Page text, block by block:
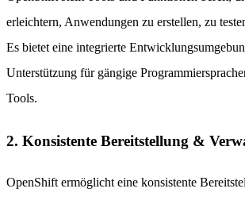
erleichtern, Anwendungen zu erstellen, zu
Es bietet eine integrierte
Unterstützung für gängige
Tools.
2. Konsistente Bereitstellung &
OpenShift ermöglicht eine konsistente